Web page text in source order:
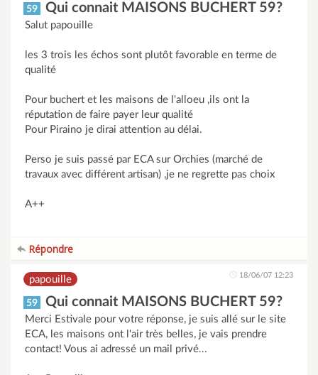
59 Qui connait MAISONS BUCHERT 59?
Salut papouille
les 3 trois les échos sont plutôt favorable en terme de
qualité
Pour buchert et les maisons de l'alloeu ,ils ont la
réputation de faire payer leur qualité
Pour Piraino je dirai attention au délai.
Perso je suis passé par ECA sur Orchies (marché de
travaux avec différent artisan) ,je ne regrette pas choix
A++
Répondre
papouille 18/06/07 12:23
59 Qui connait MAISONS BUCHERT 59?
Merci Estivale pour votre réponse, je suis allé sur le site
ECA, les maisons ont l'air très belles, je vais prendre
contact! Vous ai adressé un mail privé...